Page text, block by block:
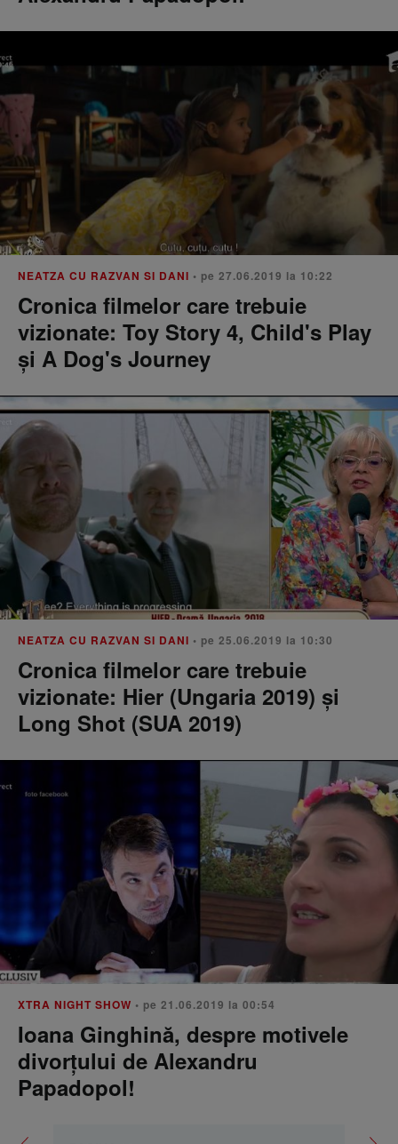
NEATZA CU RAZVAN SI DANI • pe 27.06.2019 la 10:22
Cronica filmelor care trebuie
vizionate: Toy Story 4, Child's Play
și A Dog's Journey
NEATZA CU RAZVAN SI DANI • pe 25.06.2019 la 10:30
Cronica filmelor care trebuie
vizionate: Hier (Ungaria 2019) şi
Long Shot (SUA 2019)
XTRA NIGHT SHOW • pe 21.06.2019 la 00:54
Ioana Ginghină, despre motivele
divorţului de Alexandru
Papadopol!